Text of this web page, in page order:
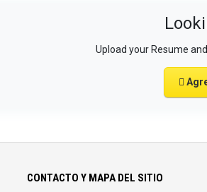
Upload your Resume
CONTACTO Y MAPA DEL SITIO